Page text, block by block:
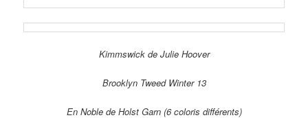
Kimmswick de Julie Hoover
Brooklyn Tweed Winter 13
En Noble de Holst Garn (6 coloris différents)